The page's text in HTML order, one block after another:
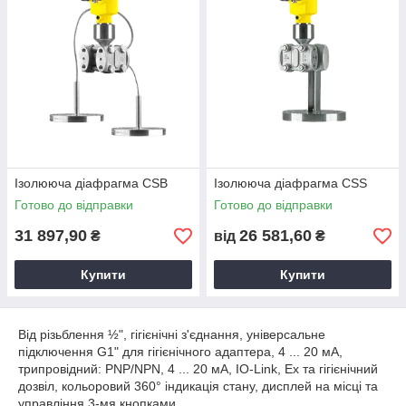
Ізолююча діафрагма CSB
Готово до відправки
31 897,90 ₴
Купити
Ізолююча діафрагма CSS
Готово до відправки
від 26 581,60 ₴
Купити
Від різьблення ½", гігієнічні з'єднання, універсальне
підключення G1" для гігієнічного адаптера, 4 ... 20 мА,
трипровідний: PNP/NPN, 4 ... 20 мА, IO-Link, Ex та гігієнічний
дозвіл, кольоровий 360° індикація стану, дисплей на місці та